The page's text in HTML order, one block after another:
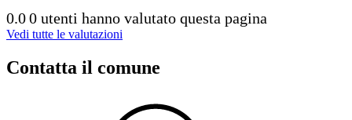
0.00 utenti hanno valutato questa pagina
Vedi tutte le valutazioni
Contatta il comune